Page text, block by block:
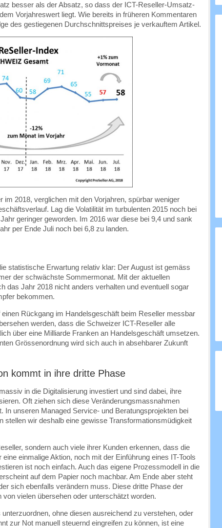
besser als der Absatz, so dass der ICT-Reseller-Umsatz-
Vorjahreswert liegt. Wie bereits in früheren Kommentaren
des gestiegenen Durchschnittspreises je verkauftem Artikel.
im 2018, verglichen mit den Vorjahren, spürbar weniger
Lag die Volatilität im turbulenten 2015 noch bei
geringer geworden. Im 2016 war diese bei 9,4 und sank
per Ende Juli noch bei 6,8 zu landen.
statistische Erwartung relativ klar: Der August ist gemäss
der schwächste Sommermonat. Mit der aktuellen
das Jahr 2018 nicht anders verhalten und eventuell sogar
bekommen.
Rückgang im Handelsgeschäft beim Reseller messbar
werden, dass die Schweizer ICT-Reseller alle
über eine Milliarde Franken an Handelsgeschäft umsetzen.
Grössenordnung wird sich auch in absehbarer Zukunft
kommt in ihre dritte Phase
in die Digitalisierung investiert und sind dabei, ihre
Oft ziehen sich diese Veränderungsmassnahmen
In unseren Managed Service- und Beratungsprojekten bei
stellen wir deshalb eine gewisse Transformationsmüdigkeit
sondern auch viele ihrer Kunden erkennen, dass die
einmalige Aktion, noch mit der Einführung eines IT-Tools
ist noch einfach. Auch das eigene Prozessmodell in die
auf dem Papier noch machbar. Am Ende aber steht
sich ebenfalls verändern muss. Diese dritte Phase der
von vielen übersehen oder unterschätzt worden.
ohne diesen ausreichend zu verstehen, oder
zur Not manuell steuernd eingreifen zu können, ist eine